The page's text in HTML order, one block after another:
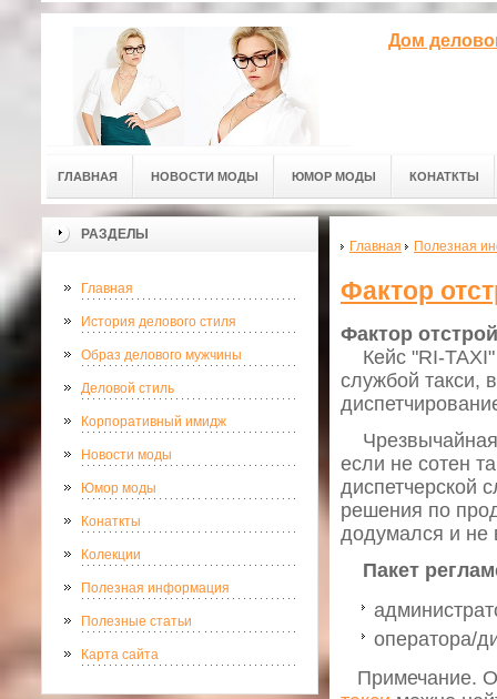
Дом
ГЛАВНАЯ НОВОСТИ МОДЫ ЮМОР МОДЫ КОНАТКТЫ
РАЗДЕЛЫ
Главная
История делового стиля
Образ делового мужчины
Деловой стиль
Корпоративный имидж
Новости моды
Юмор моды
Конаткты
Колекции
Полезная информация
Полезные статьи
Карта сайта
Главная Полезная
Фактор
Фактор
Кейс "RI-TAXI"
службой такси,
Чрезвычайная
если не сотен
диспетчерской
решения по
додумался и не
Пакет
оператора/
Примечание.